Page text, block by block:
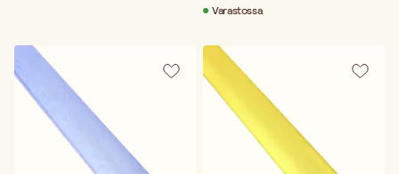
Varastossa